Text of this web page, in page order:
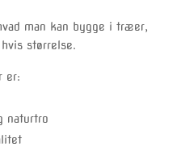
man kan bygge i træer,
størrelse.
er:
naturtro